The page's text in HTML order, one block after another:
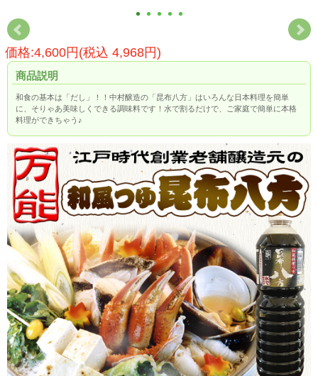
価格:4,600円(税込 4,968円)
商品説明
和食の基本は「だし」！！中村醸造の「昆布八方」はいろんな日本料理を簡単
に、そりゃあ美味しくできる調味料です！水で割るだけで、ご家庭で簡単に本格
料理ができちゃう♪